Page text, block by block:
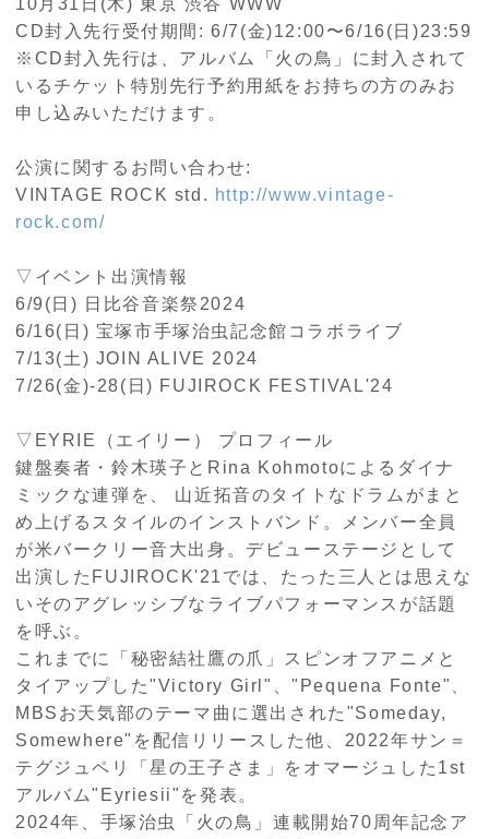
10月 31 日 (木)東京 渋谷 WWW
CD封入先行受付期間 : 6/7(金)12:00〜6/16( 日)23:59
※ CD封入先行は、アルバム「火の鳥」に封入されて
いるチケット特別先行予約用紙をお持ちの方のみお
申し込みいただけます。
公演に関するお問い合わせ:
VINTAGE ROCK std. http://www.vintage-
rock.com/
▽イベント出演情報
6/9(日 ) 日比谷音楽祭 2024
6/16(日 ) 宝塚市手塚治虫記念館コラボライブ
7/13(土 ) JOIN ALIVE 2024
7/26(金)-28( 日) FUJIROCK FESTIVAL'24
▽ EYRIE
（エイリー） プロフィール
鍵盤奏者・鈴木瑛子と Rina Kohmotoによるダイナ
ミックな連弾を、 山近拓音のタイトなドラムがまと
め上げるスタイルのインストバンド。メンバー全員
が米バークリー音大出身。デビューステージとして
出演した FUJIROCK'21 では、たった三人とは思えな
いそのアグレッシブなライブパフォーマンスが話題
を呼ぶ。
これまでに「秘密結社鷹の爪」スピンオフアニメと
タイアップした"Victory Girl" 、"Pequena Fonte"
MBS お天気部のテーマ曲に選出された "Someday,
Somewhere" を配信リリースした他、 2022年サン＝
テグジュペリ「星の王子さま」をオマージュした 1st
アルバム"Eyriesii" を発表。
2024年、手塚治虫「火の鳥」連載開始70 周年記念ア